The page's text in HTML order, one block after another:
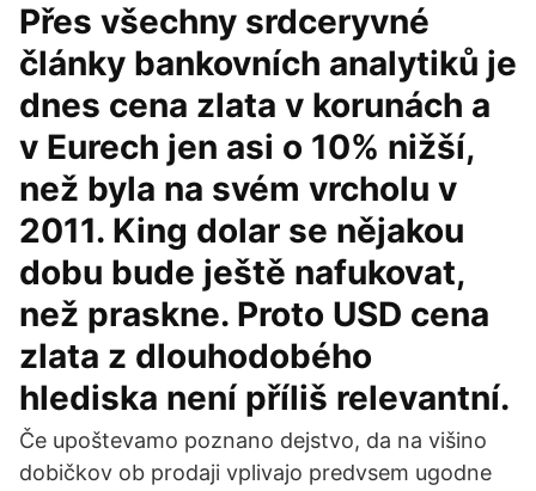
Přes všechny srdceryvné
články bankovních analytiků je
dnes cena zlata v korunách a
v Eurech jen asi o 10% nižší,
než byla na svém vrcholu v
2011. King dolar se nějakou
dobu bude ještě nafukovat,
než praskne. Proto USD cena
zlata z dlouhodobého
hlediska není příliš relevantní.
Če upoštevamo poznano dejstvo, da na višino
dobičkov ob prodaji vplivajo predvsem ugodne